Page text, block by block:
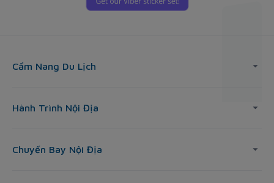
Cẩm Nang Du Lịch
Hành Trình Nội Địa
Chuyến Bay Nội Địa